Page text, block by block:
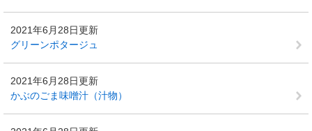
2021年6月28日更新
グリーンポタージュ
2021年6月28日更新
かぶのごま味噌汁（汁物）